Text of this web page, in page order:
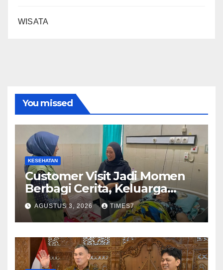
WISATA
You missed
KESEHATAN
Customer Visit Jadi Momen
Berbagi Cerita, Keluarga
Nurhayati Rasakan Manfaat
NyataProgram JKN
AGUSTUS 3, 2026 TIMES7